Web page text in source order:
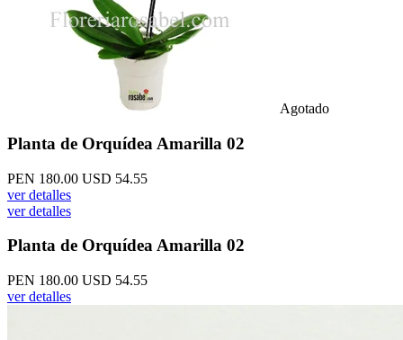
Agotado
Planta de Orquídea Amarilla 02
PEN 180.00 USD 54.55
ver detalles
ver detalles
Planta de Orquídea Amarilla 02
PEN 180.00 USD 54.55
ver detalles